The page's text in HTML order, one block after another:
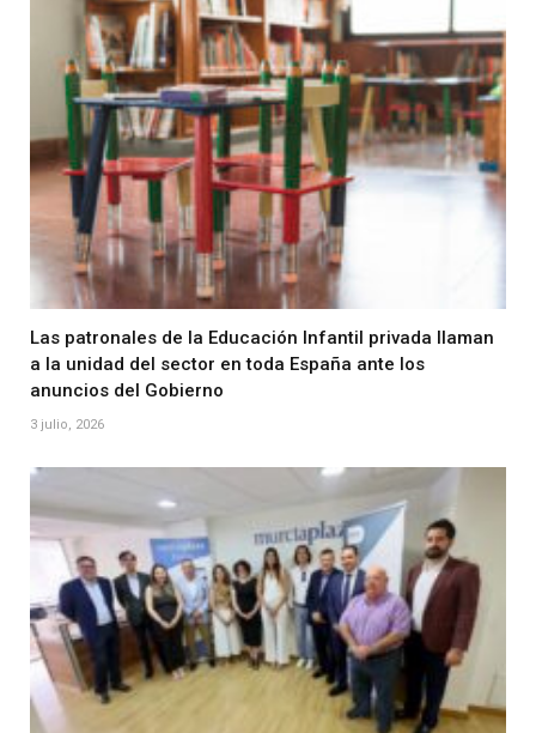
Las patronales de la Educación Infantil privada llaman
a la unidad del sector en toda España ante los
anuncios del Gobierno
3 julio, 2026